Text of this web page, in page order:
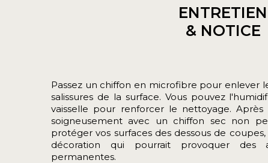
ENTRETIEN
& NOTICE
Passez un chiffon en microfibre pour enlever
salissures de la surface. Vous pouvez
vaisselle pour renforcer le nettoyage.
soigneusement avec un chiffon sec non
protéger vos surfaces des dessous de
décoration qui pourrait provoquer des
permanentes.